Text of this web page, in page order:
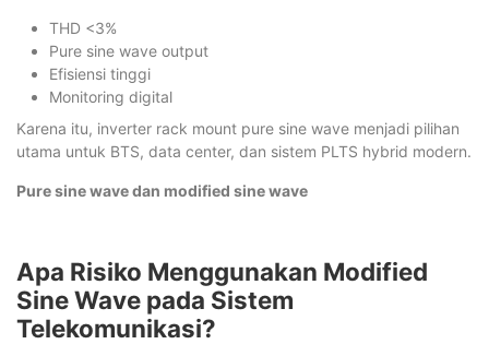
THD <3%
Pure sine wave output
Efisiensi tinggi
Monitoring digital
Karena itu, inverter rack mount pure sine wave menjadi pilihan
utama untuk BTS, data center, dan sistem PLTS hybrid modern.
Pure sine wave dan modified sine wave
Apa Risiko Menggunakan Modified
Sine Wave pada Sistem
Telekomunikasi?